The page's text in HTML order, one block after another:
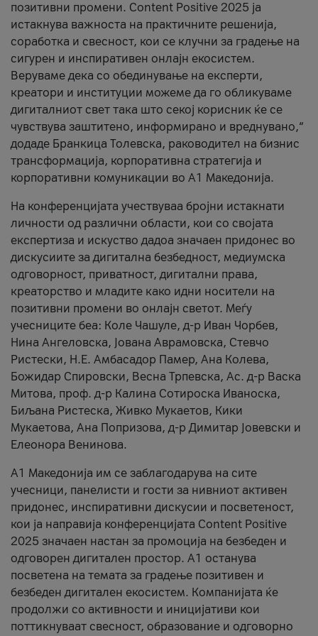
позитивни промени. Content Positive 2025 ја
истакнува важноста на практичните решенија,
соработка и свесност, кои се клучни за градење на
сигурен и инспиративен онлајн екосистем.
Веруваме дека со обединување на експерти,
креатори и институции можеме да го обликуваме
дигиталниот свет така што секој корисник ќе се
чувствува заштитено, информирано и вреднувано,“
додаде Бранкица Толевска, раководител на бизнис
трансформација, корпоративна стратегија и
корпоративни комуникации во А1 Македонија.
На конференцијата учествуваа бројни истакнати
личности од различни области, кои со својата
експертиза и искуство дадоа значаен придонес во
дискусиите за дигитална безбедност, медиумска
одговорност, приватност, дигитални права,
креаторство и младите како идни носители на
позитивни промени во онлајн светот. Меѓу
учесниците беа: Коле Чашуле, д-р Иван Чорбев,
Нина Ангеловска, Јована Аврамовска, Стевчо
Ристески, Н.Е. Амбасадор Памер, Ана Колева,
Божидар Спировски, Весна Трпевска, Ас. д-р Васка
Митова, проф. д-р Калина Сотироска Иваноска,
Биљана Ристеска, Живко Мукаетов, Кики
Мукаетова, Ана Попризова, д-р Димитар Јовевски и
Елеонора Венинова.
А1 Македонија им се заблагодарува на сите
учесници, панелисти и гости за нивниот активен
придонес, инспиративни дискусии и посветеност,
кои ја направија конференцијата Content Positive
2025 значаен настан за промоција на безбеден и
одговорен дигитален простор. А1 останува
посветена на темата за градење позитивен и
безбеден дигитален екосистем. Компанијата ќе
продолжи со активности и иницијативи кои
поттикнуваат свесност, образование и одговорно